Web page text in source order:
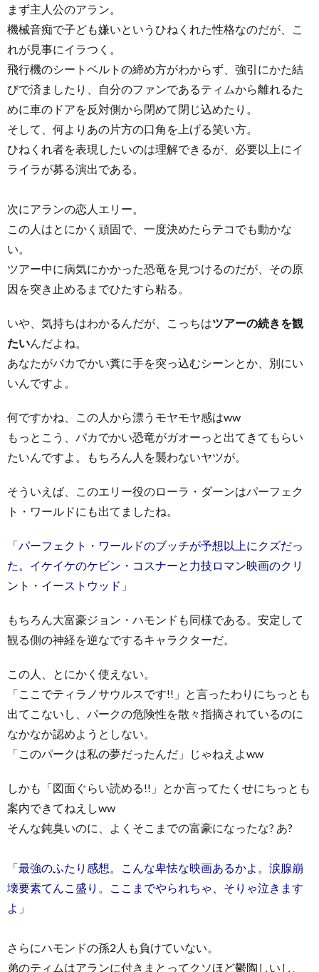
まず主人公のアラン。
機械音痴で子ども嫌いというひねくれた性格なのだが、こ
れが見事にイラつく。
飛行機のシートベルトの締め方がわからず、強引にかた結
びで済ましたり、自分のファンであるティムから離れるた
めに車のドアを反対側から閉めて閉じ込めたり。
そして、何よりあの片方の口角を上げる笑い方。
ひねくれ者を表現したいのは理解できるが、必要以上にイ
ライラが募る演出である。
次にアランの恋人エリー。
この人はとにかく頑固で、一度決めたらテコでも動かな
い。
ツアー中に病気にかかった恐竜を見つけるのだが、その原
因を突き止めるまでひたすら粘る。
いや、気持ちはわかるんだが、こっちはツアーの続きを観
たいんだよね。
あなたがバカでかい糞に手を突っ込むシーンとか、別にい
いんですよ。
何ですかね、この人から漂うモヤモヤ感はww
もっとこう、バカでかい恐竜がガオーっと出てきてもらい
たいんですよ。もちろん人を襲わないヤツが。
そういえば、このエリー役のローラ・ダーンはパーフェク
ト・ワールドにも出てましたね。
「パーフェクト・ワールドのブッチが予想以上にクズだっ
た。イケイケのケビン・コスナーと力技ロマン映画のクリ
ント・イーストウッド」
もちろん大富豪ジョン・ハモンドも同様である。安定して
観る側の神経を逆なでするキャラクターだ。
この人、とにかく使えない。
「ここでティラノサウルスです!!」と言ったわりにちっとも
出てこないし、パークの危険性を散々指摘されているのに
なかなか認めようとしない。
「このパークは私の夢だったんだ」じゃねえよww
しかも「図面ぐらい読める!!」とか言ってたくせにちっとも
案内できてねえしww
そんな鈍臭いのに、よくそこまでの富豪になったな? あ?
「最強のふたり感想。こんな卑怯な映画あるかよ。涙腺崩
壊要素てんこ盛り。ここまでやられちゃ、そりゃ泣きます
よ」
さらにハモンドの孫2人も負けていない。
弟のティムはアランに付きまとってクソほど鬱陶しいし、